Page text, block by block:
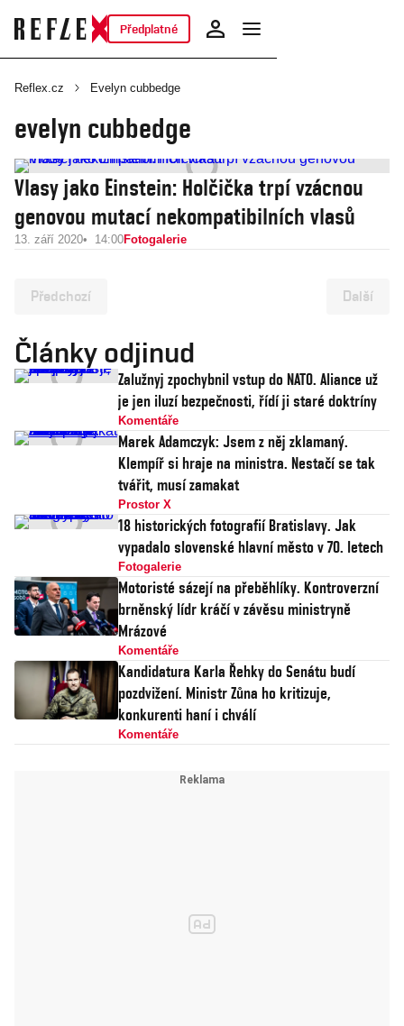
Předplatné
Reflex.cz Evelyn cubbedge
evelyn cubbedge
Vlasy jako Einstein: Holčička trpí vzácnou
genovou mutací nekompatibilních vlasů
13. září 2020 14:00Fotogalerie
Předchozí Další
Články odjinud
Zalužnyj zpochybnil vstup do NATO. Aliance už
je jen iluzí bezpečnosti, řídí ji staré doktríny
Komentáře
Marek Adamczyk: Jsem z něj zklamaný.
Klempíř si hraje na ministra. Nestačí se tak
tvářit, musí zamakat
Prostor X
18 historických fotografií Bratislavy. Jak
vypadalo slovenské hlavní město v 70. letech
Fotogalerie
Motoristé sázejí na přeběhlíky. Kontroverzní
brněnský lídr kráčí v závěsu ministryně
Mrázové
Komentáře
Kandidatura Karla Řehky do Senátu budí
pozdvižení. Ministr Zůna ho kritizuje,
konkurenti haní i chválí
Komentáře